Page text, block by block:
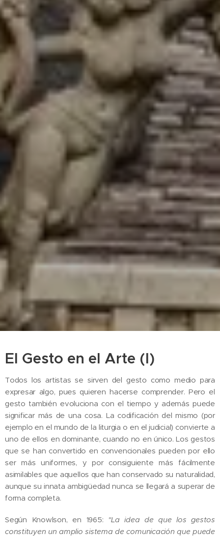
El Gesto en el Arte (I)
Todos los artistas se sirven del gesto como medio para
expresar algo, pues quieren hacerse comprender. Pero el
gesto también evoluciona con el tiempo y además puede
significar más de una cosa. La codificación del mismo (por
ejemplo en el mundo de la liturgia o en el judicial) convierte a
uno de ellos en dominante, cuando no en único. Los gestos
que se han convertido en convencionales pueden por ello
ser más uniformes, y por consiguiente más fácilmente
asimilables que aquellos que han conservado su naturalidad,
aunque su innata ambigüedad nunca se llegará a superar de
forma completa.
Según Knowlson, en 1965: "La idea de que los gestos
constituyen un amplio sistema de comunicación que puede